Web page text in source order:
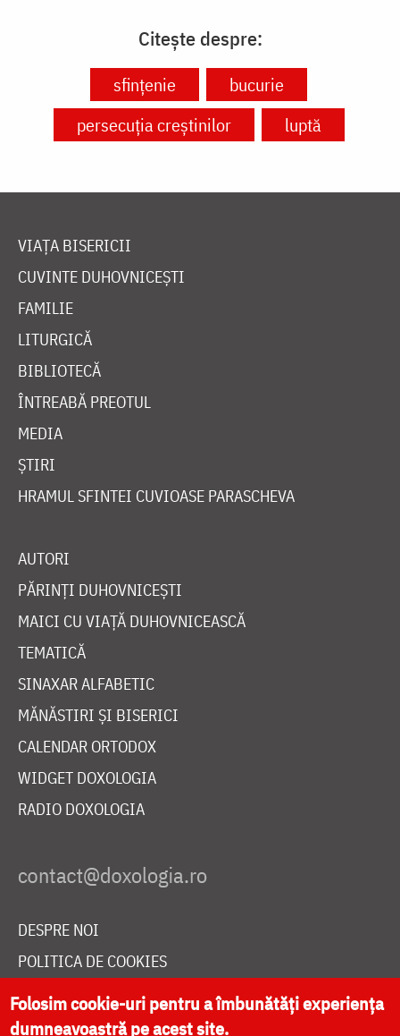
Citește despre:
sfințenie
bucurie
persecuția creștinilor
luptă
VIAȚA BISERICII
CUVINTE DUHOVNICEȘTI
FAMILIE
LITURGICĂ
BIBLIOTECĂ
ÎNTREABĂ PREOTUL
MEDIA
ȘTIRI
HRAMUL SFINTEI CUVIOASE PARASCHEVA
AUTORI
PĂRINȚI DUHOVNICEȘTI
MAICI CU VIAȚĂ DUHOVNICEASCĂ
TEMATICĂ
SINAXAR ALFABETIC
MĂNĂSTIRI ȘI BISERICI
CALENDAR ORTODOX
WIDGET DOXOLOGIA
RADIO DOXOLOGIA
DESPRE NOI
POLITICA DE COOKIES
DONEAZĂ ONLINE PENTRU CATEDRALA NAȚIONALĂ
Folosim cookie-uri pentru a îmbunătăți experiența
dumneavoastră pe acest site.